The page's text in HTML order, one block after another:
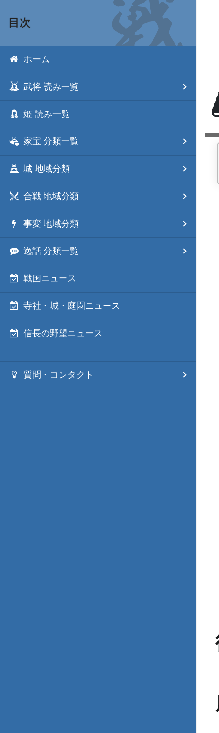
目次
ホーム
武将 読み一覧
姫 読み一覧
家宝 分類一覧
城 地域分類
合戦 地域分類
事変 地域分類
逸話 分類一覧
戦国ニュース
寺社・城・庭園ニュース
信長の野望ニュース
質問・コンタクト